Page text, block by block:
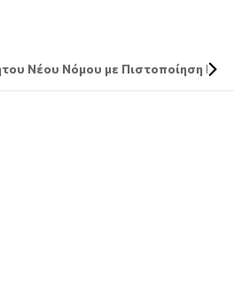
Νέου Νόμου με Πιστοποίηση DIN